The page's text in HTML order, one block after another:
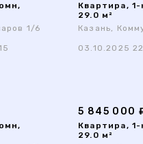
1/6
Квартира,
29.0 м²
Казань,
03.10.2025
5 845 000
Квартира,
29.0 м²